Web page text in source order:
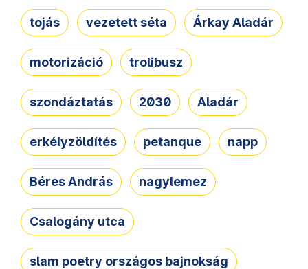
tojás vezetett séta Árkay Aladár
motorizáció trolibusz
szondáztatás 2030 Aladár
erkélyzöldítés petanque napp
Béres András nagylemez
Csalogány utca
slam poetry országos bajnokság